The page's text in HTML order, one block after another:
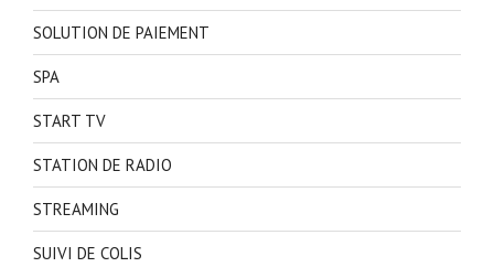
SOLUTION DE PAIEMENT
SPA
START TV
STATION DE RADIO
STREAMING
SUIVI DE COLIS